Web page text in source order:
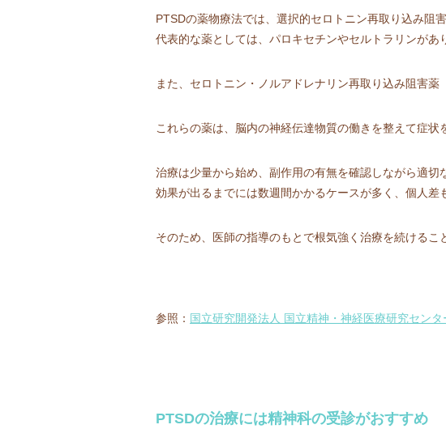
PTSDの薬物療法では、選択的セロトニン再取り込み阻
代表的な薬としては、パロキセチンやセルトラリンがあ
また、セロトニン・ノルアドレナリン再取り込み阻害薬
これらの薬は、脳内の神経伝達物質の働きを整えて症状
治療は少量から始め、副作用の有無を確認しながら適切
効果が出るまでには数週間かかるケースが多く、個人差
そのため、医師の指導のもとで根気強く治療を続けるこ
参照： 国立研究開発法人 国立精神・神経医療研究セン
PTSDの治療には精神科の受診がおすすめ